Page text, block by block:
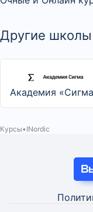
Другие
Академия
Курсы INordic